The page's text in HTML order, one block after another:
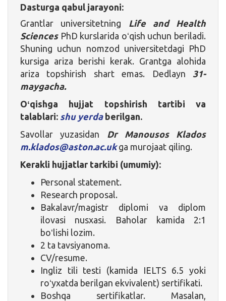
Dasturga qabul jarayoni:
Grantlar universitetning
Life and Health
SciencesPhD kurslarida oʻqish uchun beriladi.
Shuning uchun nomzod universitetdagi PhD
kursiga ariza berishi kerak. Grantga alohida
ariza topshirish shart emas. Dedlayn 31-
maygacha.
Oʻqishga hujjat topshirish tartibi va
talablari: shu yerdaberilgan.
Savollar yuzasidan
Dr Manousos Klados
m.klados@aston.ac.ukga murojaat qiling.
Kerakli hujjatlar tarkibi (umumiy):
Personal statement.
Research proposal.
Bakalavr/magistr diplomi va diplom
ilovasi nusxasi. Baholar kamida 2:1
boʻlishi lozim.
2 ta tavsiyanoma.
CV/resume.
Ingliz tili testi (kamida IELTS 6.5 yoki
roʻyxatda berilgan ekvivalent) sertifikati.
Boshqa sertifikatlar. Masalan,